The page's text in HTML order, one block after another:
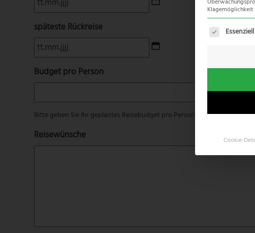
späteste Rückreise
Punkt
Budget pro Person
Bitte geben Sie Ihr geplantes Reisebudget pro Person an (ohne
Reisewünsche
Klagemöglichkeit
Es folgtEssenziell
Cookie-